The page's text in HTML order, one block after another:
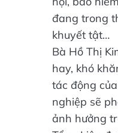
hội, bảo
đang trong
khuyết tật…
Bà Hồ Thị
hay, khó
tác động
nghiệp sẽ
ảnh hưởng